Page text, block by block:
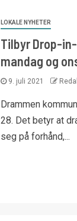
LOKALE NYHETER
Tilbyr Drop-
mandag og
9. juli 2021
Drammen
28. Det betyr at
seg på forhånd,...